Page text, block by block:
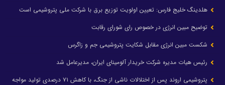
هلدینگ خلیج فارس: تعیین اولویت توزیع برق با شرکت ملی پتروشیمی است
توضیح مبین انرژی در خصوص رای شورای رقابت
شکست مبین انرژی مقابل شکایت پتروشیمی جم و زاگرس
رئیس هیات مدیره شرکت خریدار آلومینای ایران، مدیرعامل شد
پتروشیمی اروند پس از اختلالات ناشی از جنگ، با کاهش ۷۱ درصدی تولید مواجه